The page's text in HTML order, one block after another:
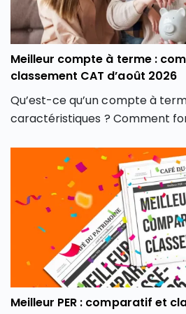
Meilleur compte à terme :
classement CAT d’août 2026
Qu’est-ce qu’un compte à
caractéristiques ? Comment
Quelle est sa fiscalité ? Café du
tout sur ce placement sans
Meilleur PER : comparatif et